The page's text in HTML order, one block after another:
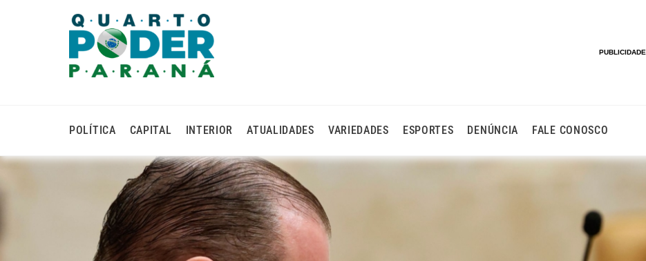
PUBLICIDADE
POLÍTICA CAPITAL INTERIOR ATUALIDADES VARIEDADES ESPORTES DENÚNCIA FALE CONOSCO